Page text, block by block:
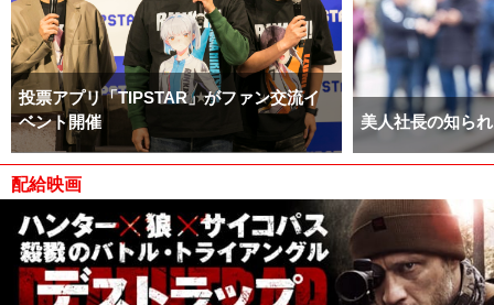
投票アプリ「TIPSTAR」がファン交流イ
ベント開催
美人社長の知ら
配給映画